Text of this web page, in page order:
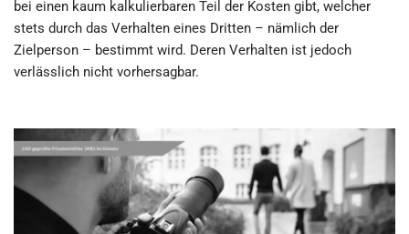
bei einen kaum kalkulierbaren Teil der Kosten gibt, welcher
stets durch das Verhalten eines Dritten – nämlich der
Zielperson – bestimmt wird. Deren Verhalten ist jedoch
verlässlich nicht vorhersagbar.